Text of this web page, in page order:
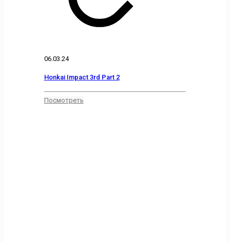
06.03.24
Honkai Impact 3rd Part 2
Посмотреть